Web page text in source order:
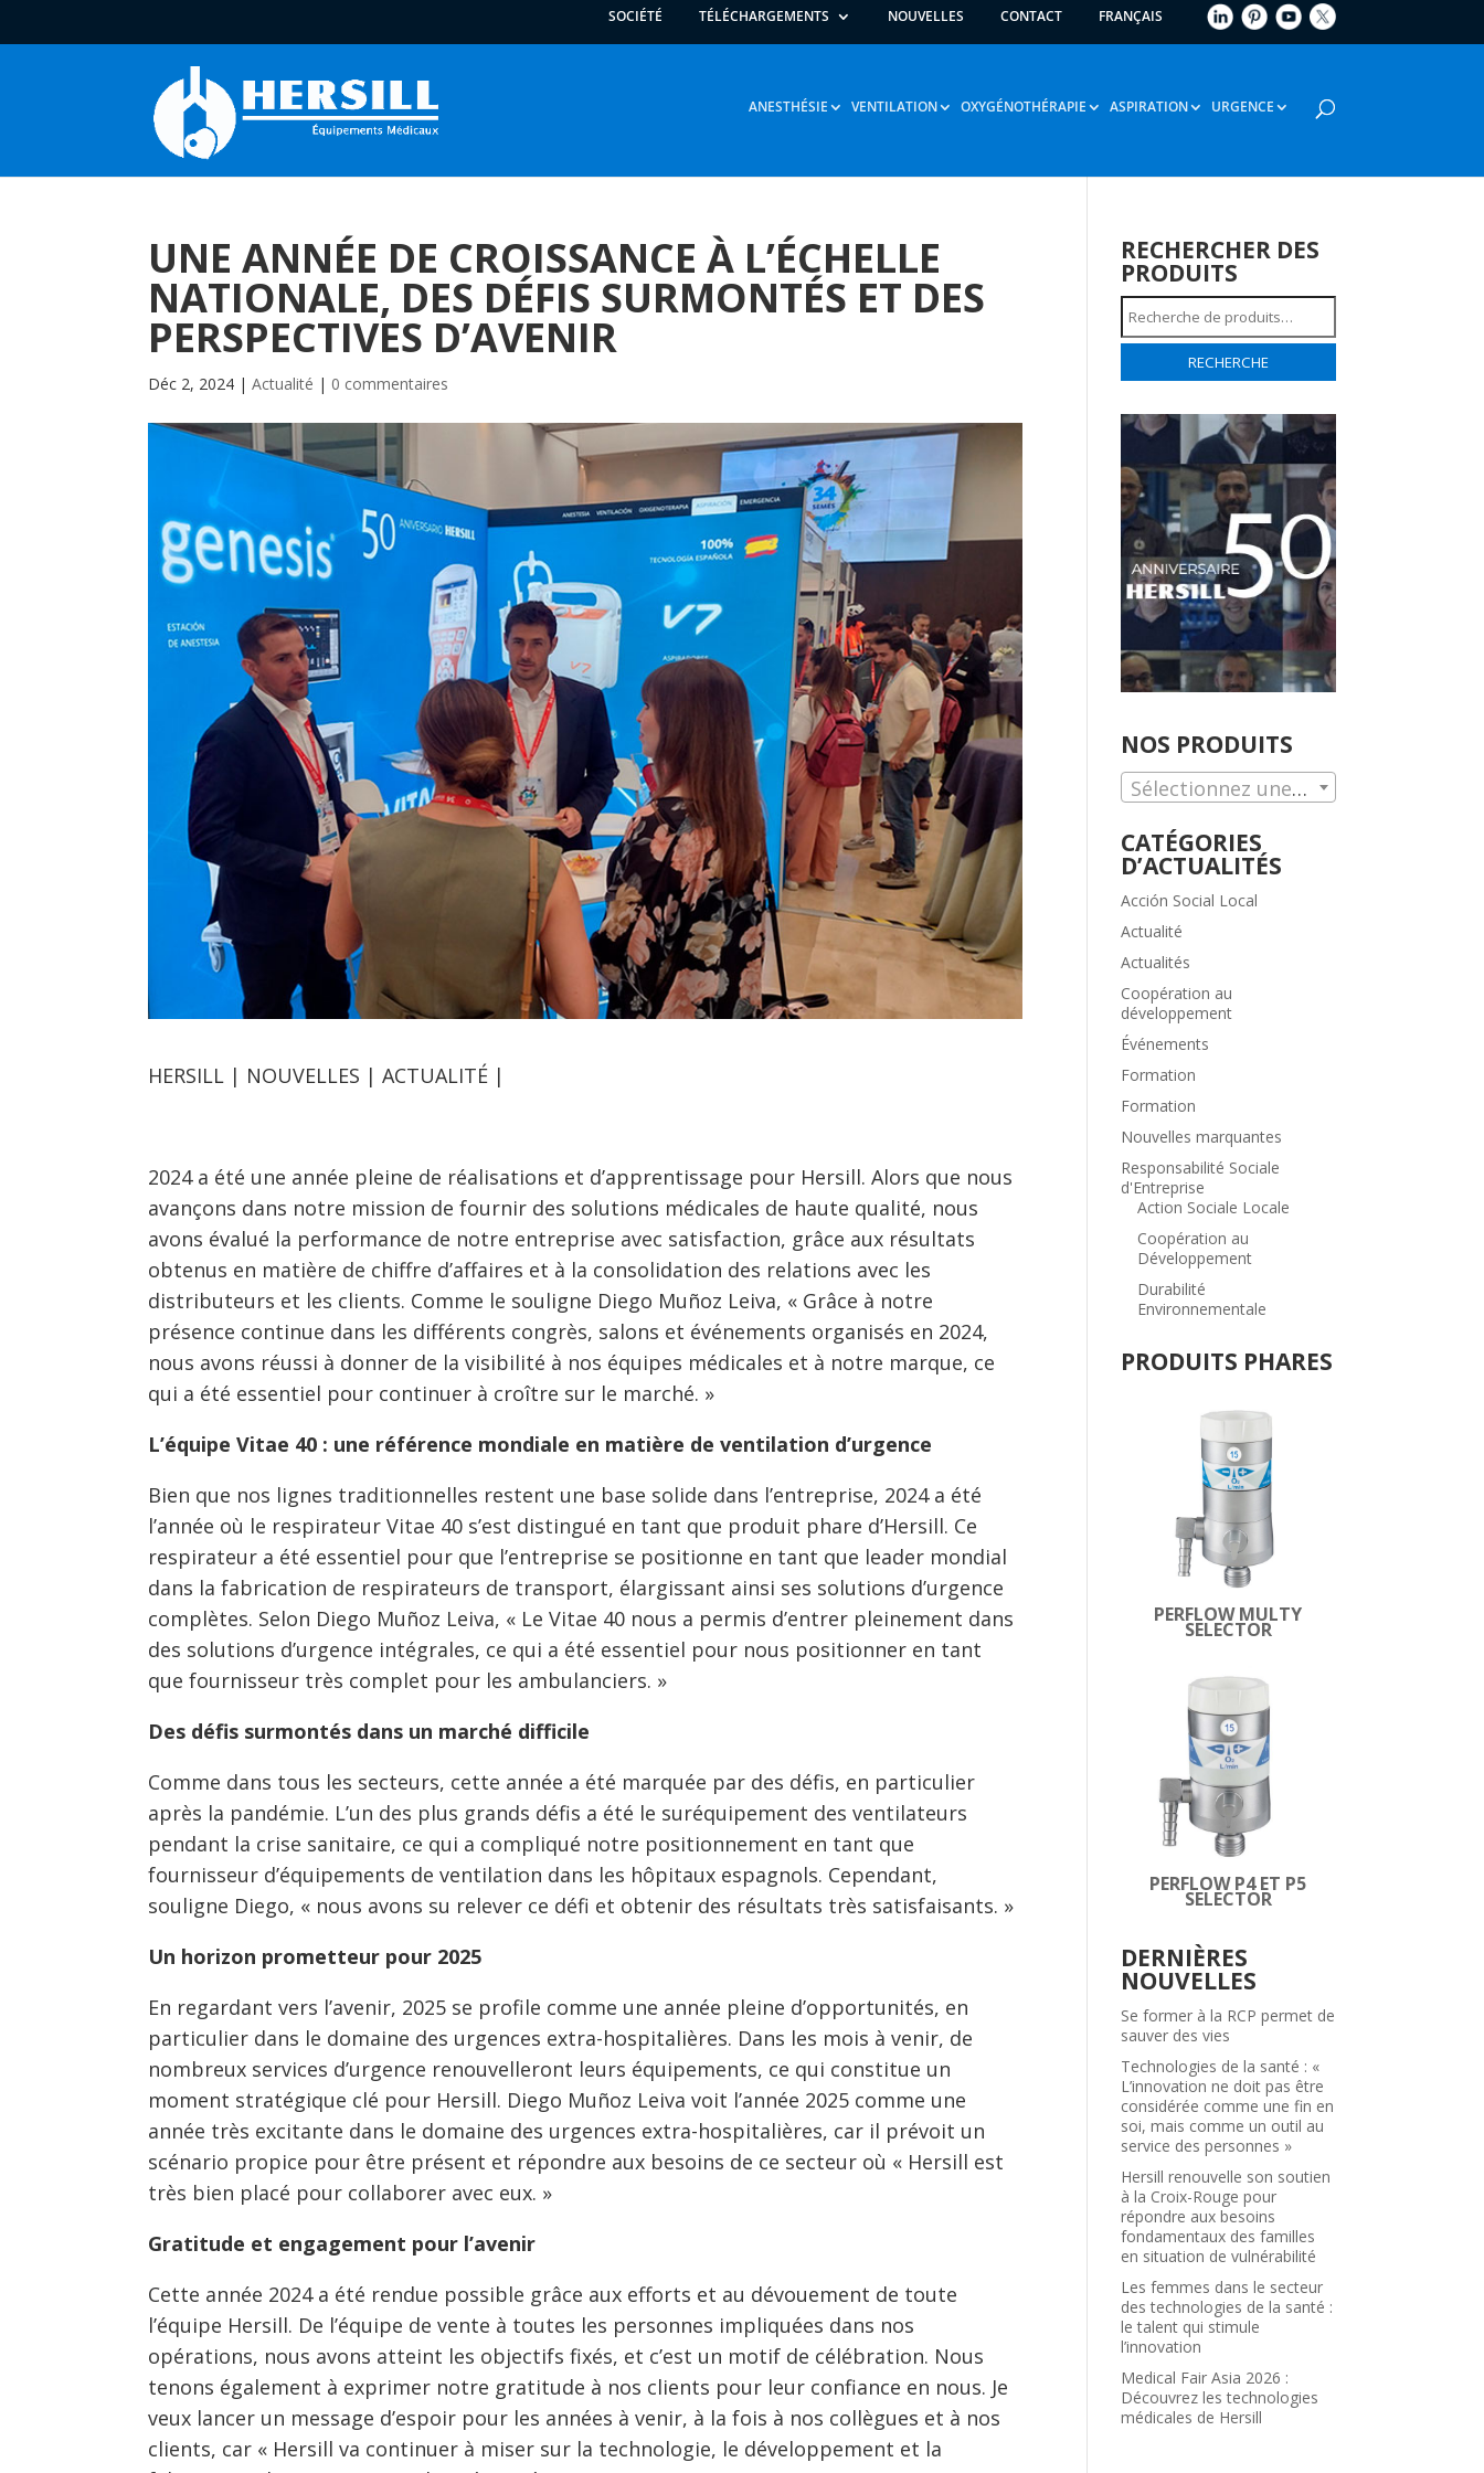
SOCIÉTÉ TÉLÉCHARGEMENTS NOUVELLES CONTACT FRANÇAIS
ANESTHÉSIE VENTILATION OXYGÉNOTHÉRAPIE ASPIRATION URGENCE
UNE ANNÉE DE CROISSANCE À L’ÉCHELLE
NATIONALE, DES DÉFIS SURMONTÉS ET DES
PERSPECTIVES D’AVENIR
Déc 2, 2024 |Actualité | 0 commentaires
HERSILL | NOUVELLES | ACTUALITÉ |
2024 a été une année pleine de réalisations et d’apprentissage pour Hersill. Alors que nous
avançons dans notre mission de fournir des solutions médicales de haute qualité, nous
avons évalué la performance de notre entreprise avec satisfaction, grâce aux résultats
obtenus en matière de chiffre d’affaires et à la consolidation des relations avec les
distributeurs et les clients. Comme le souligne Diego Muñoz Leiva, « Grâce à notre
présence continue dans les différents congrès, salons et événements organisés en 2024,
nous avons réussi à donner de la visibilité à nos équipes médicales et à notre marque, ce
qui a été essentiel pour continuer à croître sur le marché. »
L’équipe Vitae 40 : une référence mondiale en matière de ventilation d’urgence
Bien que nos lignes traditionnelles restent une base solide dans l’entreprise, 2024 a été
l’année où le respirateur Vitae 40 s’est distingué en tant que produit phare d’Hersill. Ce
respirateur a été essentiel pour que l’entreprise se positionne en tant que leader mondial
dans la fabrication de respirateurs de transport, élargissant ainsi ses solutions d’urgence
complètes. Selon Diego Muñoz Leiva, « Le Vitae 40 nous a permis d’entrer pleinement dans
des solutions d’urgence intégrales, ce qui a été essentiel pour nous positionner en tant
que fournisseur très complet pour les ambulanciers. »
Des défis surmontés dans un marché difficile
Comme dans tous les secteurs, cette année a été marquée par des défis, en particulier
après la pandémie. L’un des plus grands défis a été le suréquipement des ventilateurs
pendant la crise sanitaire, ce qui a compliqué notre positionnement en tant que
fournisseur d’équipements de ventilation dans les hôpitaux espagnols. Cependant,
souligne Diego, « nous avons su relever ce défi et obtenir des résultats très satisfaisants. »
Un horizon prometteur pour 2025
En regardant vers l’avenir, 2025 se profile comme une année pleine d’opportunités, en
particulier dans le domaine des urgences extra-hospitalières. Dans les mois à venir, de
nombreux services d’urgence renouvelleront leurs équipements, ce qui constitue un
moment stratégique clé pour Hersill. Diego Muñoz Leiva voit l’année 2025 comme une
année très excitante dans le domaine des urgences extra-hospitalières, car il prévoit un
scénario propice pour être présent et répondre aux besoins de ce secteur où « Hersill est
très bien placé pour collaborer avec eux. »
Gratitude et engagement pour l’avenir
Cette année 2024 a été rendue possible grâce aux efforts et au dévouement de toute
l’équipe Hersill. De l’équipe de vente à toutes les personnes impliquées dans nos
opérations, nous avons atteint les objectifs fixés, et c’est un motif de célébration. Nous
tenons également à exprimer notre gratitude à nos clients pour leur confiance en nous. Je
veux lancer un message d’espoir pour les années à venir, à la fois à nos collègues et à nos
clients, car « Hersill va continuer à miser sur la technologie, le développement et la
RECHERCHER DES
PRODUITS
Recherche
pour :
RECHERCHE
NOS PRODUITS
Sélectionnez une catégorie.
CATÉGORIES
D’ACTUALITÉS
Acción Social Local
Actualité
Actualités
Coopération au
développement
Événements
Formation
Formation
Nouvelles marquantes
Responsabilité Sociale
d'Entreprise
Action Sociale Locale
Coopération au
Développement
Durabilité
Environnementale
PRODUITS PHARES
PERFLOW MULTY
SELECTOR
PERFLOW P4 ET P5
SELECTOR
DERNIÈRES
NOUVELLES
Se former à la RCP permet de
sauver des vies
Technologies de la santé : «
L’innovation ne doit pas être
considérée comme une fin en
soi, mais comme un outil au
service des personnes »
Hersill renouvelle son soutien
à la Croix-Rouge pour
répondre aux besoins
fondamentaux des familles
en situation de vulnérabilité
Les femmes dans le secteur
des technologies de la santé :
le talent qui stimule
l’innovation
Medical Fair Asia 2026 :
Découvrez les technologies
médicales de Hersill